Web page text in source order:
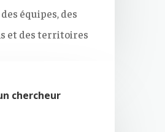
équipes, des
et des territoires
chercheur